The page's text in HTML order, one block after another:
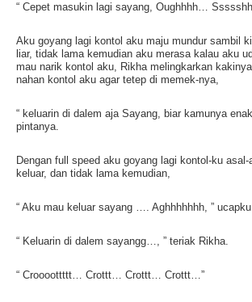
“ Cepet masukin lagi sayang, Oughhhh…
Aku goyang lagi kontol aku maju mundur sambil
liar, tidak lama kemudian aku merasa kalau aku
mau narik kontol aku, Rikha melingkarkan
nahan kontol aku agar tetep di memek-nya,
“ keluarin di dalem aja Sayang, biar kamunya
pintanya.
Dengan full speed aku goyang lagi kontol-ku
keluar, dan tidak lama kemudian,
“ Aku mau keluar sayang …. Aghhhhhhh, ”
“ Keluarin di dalem sayangg…, ” teriak Rikha.
“ Croooottttt… Crottt… Crottt… Crottt…”